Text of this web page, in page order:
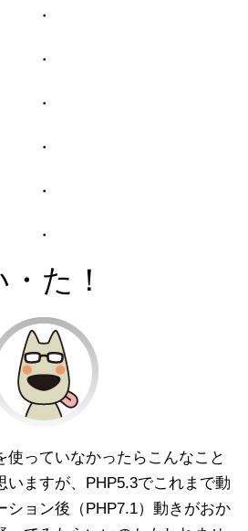
・
・
・
・
・
・
た！
使っていなかったらこんなこと
いますが、PHP5.3でこれまで動
ション後（PHP7.1）動きがおか